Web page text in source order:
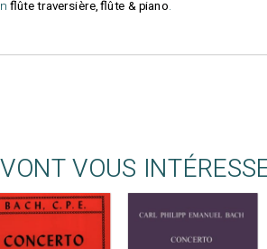
flûte traversière, flûte & piano.
VOUS